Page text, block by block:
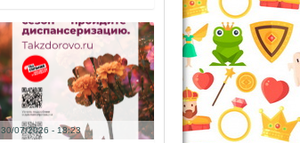
30/07/2026 - 18:23